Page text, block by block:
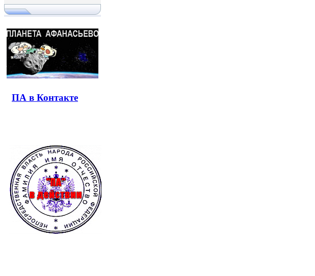
ПА в Контакте